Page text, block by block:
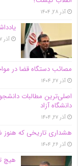
آذر ۲۸, ۱۴۰۴
آذر ۲۷, ۱۴۰۴
مصائب دستگاه قضا در
آذر ۲۷, ۱۴۰۴
اصلی‌ترین مطالبات
دانشگاه آز‌اد
آذر ۲۷, ۱۴۰۴
هشداری تاریخی که هنوز
آذر ۲۶, ۱۴۰۴
هیچ